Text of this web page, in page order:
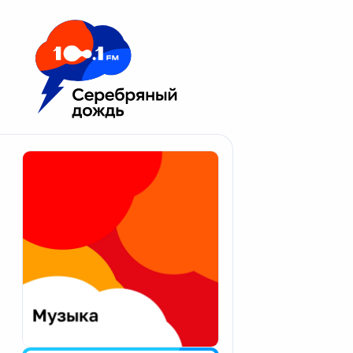
Москва 100.1 FM
Апатиты
Екатеринбург
Калининград
Калуга